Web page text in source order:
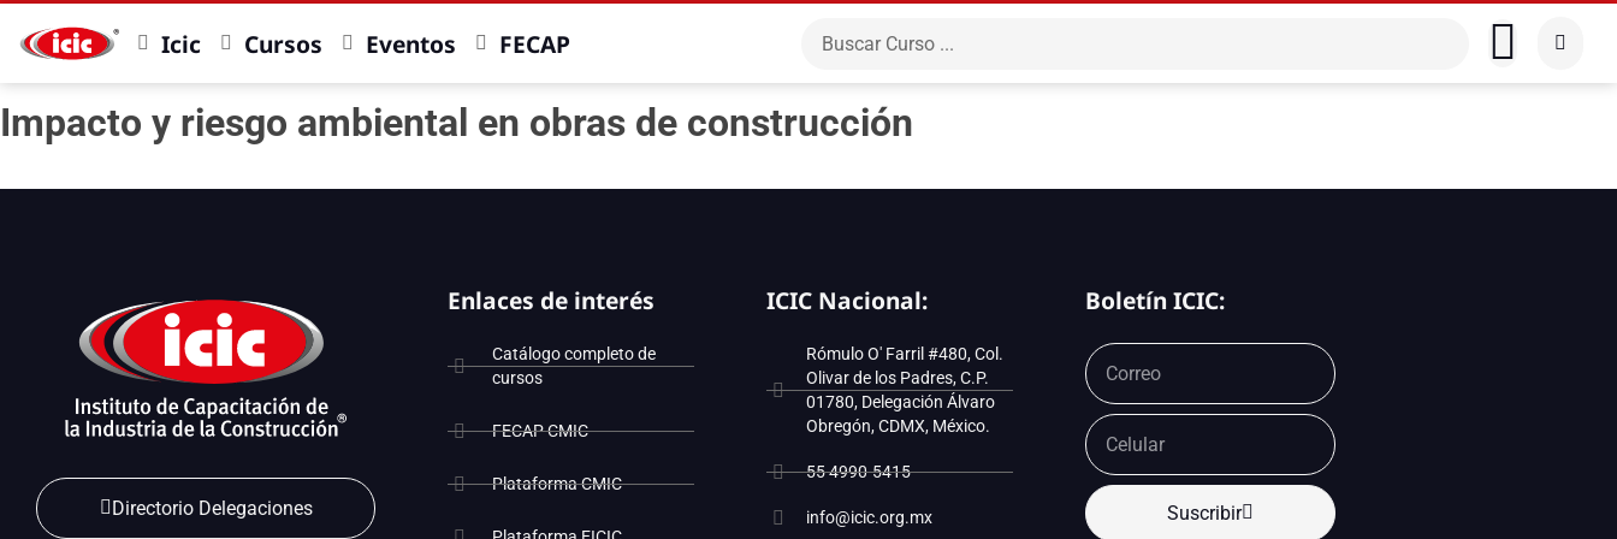
Icic Cursos Eventos FECAP
Impacto y riesgo ambiental en obras de construcción
Directorio Delegaciones
Enlaces de interés
Catálogo completo de
cursos
FECAP CMIC
Plataforma CMIC
ICIC Nacional:
Rómulo O' Farril #480, Col.
Olivar de los Padres, C.P.
01780, Delegación Álvaro
Obregón, CDMX, México.
55 4990-5415
info@icic.org.mx
Boletín ICIC:
Suscribir